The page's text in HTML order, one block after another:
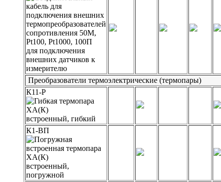
для подключения
внешних датчиков к
измерителю
Преобразователи термоэлектрические (термопары)
К11-Р
встроенный, гибкий
К1-ВП
встроенный,
погружной